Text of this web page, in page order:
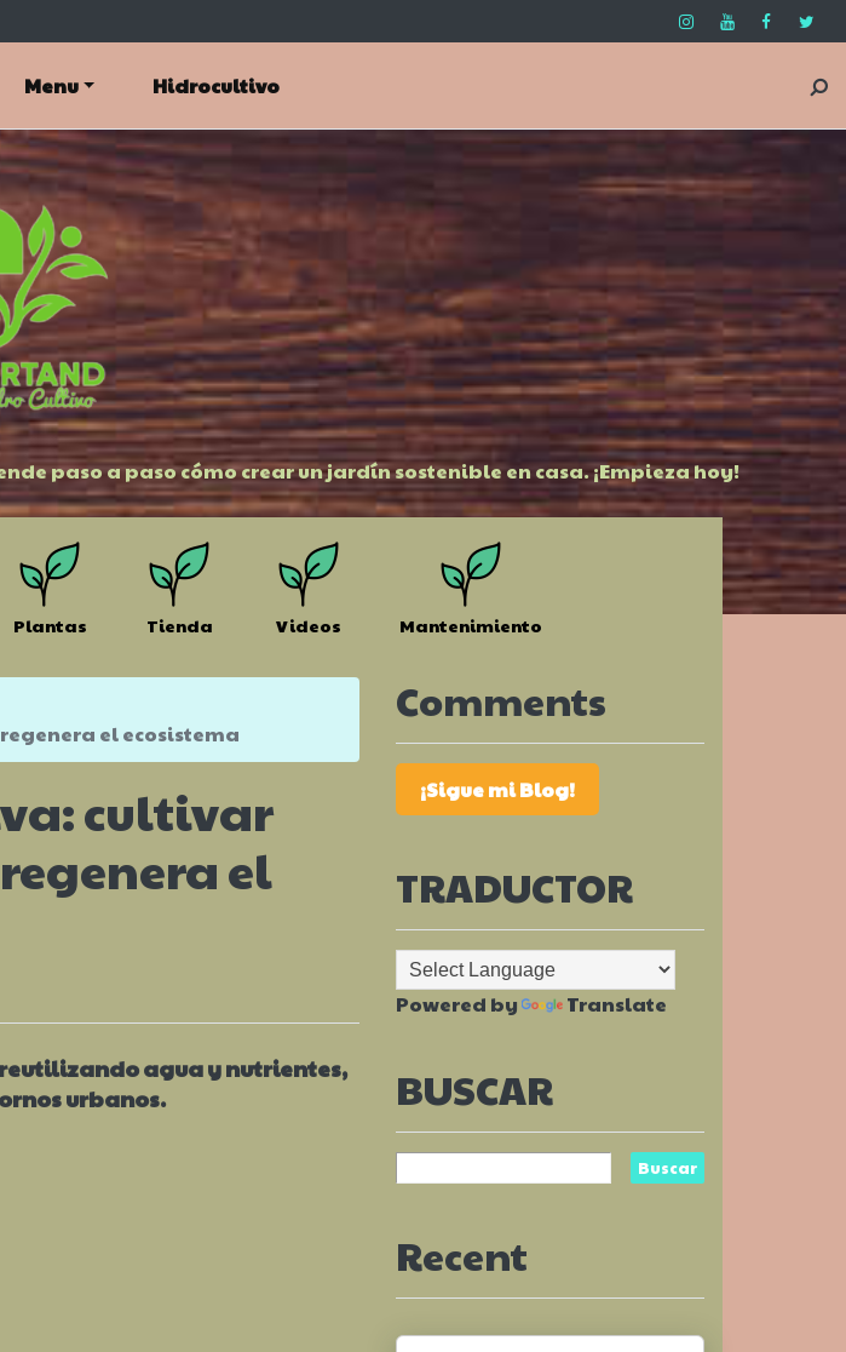
Menu Hidrocultivo
paso a paso cómo crear un jardín sostenible en casa. ¡Empieza hoy!
Plantas Tienda Videos Mantenimiento
el ecosistema
cultivar
el
agua y nutrientes,
urbanos.
Comments
¡Sigue mi Blog!
TRADUCTOR
Powered by Translate
BUSCAR
Recent